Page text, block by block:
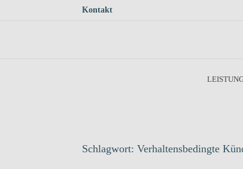
Kontakt
Schlagwort: Verhaltensbedingte